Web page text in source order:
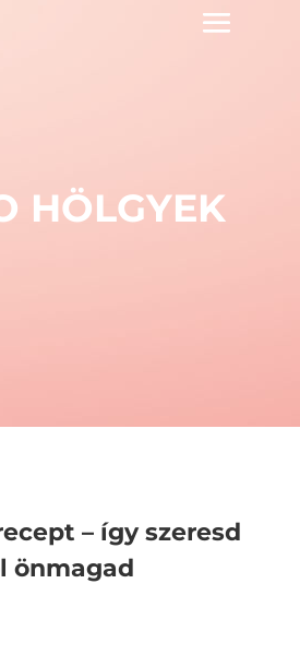
HÖLGYEK
– így szeresd
önmagad